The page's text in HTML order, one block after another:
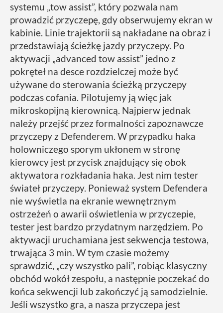
systemu „tow assist”, który pozwala nam
prowadzić przyczepę, gdy obserwujemy ekran w
kabinie. Linie trajektorii są nakładane na obraz i
przedstawiają ścieżkę jazdy przyczepy. Po
aktywacji „advanced tow assist” jedno z
pokręteł na desce rozdzielczej może być
używane do sterowania ścieżką przyczepy
podczas cofania. Pilotujemy ją więc jak
mikroskopijną kierownicą. Najpierw jednak
należy przejść przez formalności zapoznawcze
przyczepy z Defenderem. W przypadku haka
holowniczego sporym ukłonem w stronę
kierowcy jest przycisk znajdujący się obok
aktywatora rozkładania haka. Jest nim tester
świateł przyczepy. Ponieważ system Defendera
nie wyświetla na ekranie wewnętrznym
ostrzeżeń o awarii oświetlenia w przyczepie,
tester jest bardzo przydatnym narzędziem. Po
aktywacji uruchamiana jest sekwencja testowa,
trwająca 3 min. W tym czasie możemy
sprawdzić, „czy wszystko pali”, robiąc klasyczny
obchód wokół zespołu, a następnie poczekać do
końca sekwencji lub zakończyć ją samodzielnie.
Jeśli wszystko gra, a nasza przyczepa jest